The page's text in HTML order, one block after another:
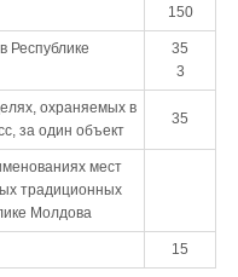
150
Республике
35
3
охраняемых в
за один объект
35
мест
традиционных
Молдова
15